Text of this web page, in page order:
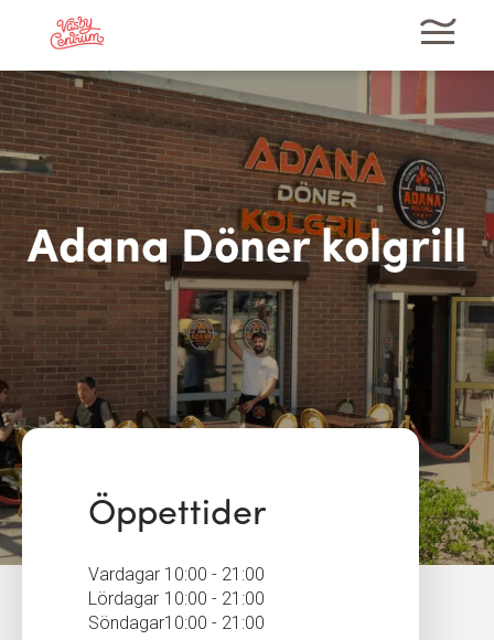
Adana Döner kolgrill
Öppettider
Vardagar 10:00 - 21:00
Lördagar 10:00 - 21:00
Söndagar10:00 - 21:00